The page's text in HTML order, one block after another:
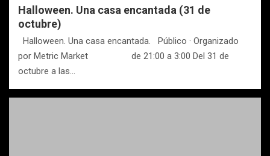
Halloween. Una casa encantada (31 de
octubre)
Halloween. Una casa encantada. Público · Organizado
por Metric Market de 21:00 a 3:00 Del 31 de
octubre a las…